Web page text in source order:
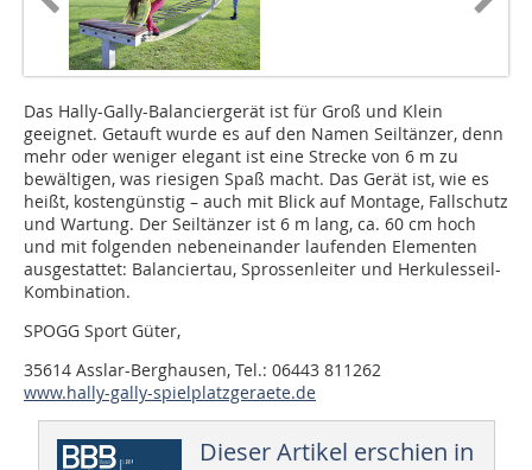
Das Hally-Gally-Balanciergerät ist für Groß und Klein
geeignet. Getauft wurde es auf den Namen Seiltänzer, denn
mehr oder weniger elegant ist eine Strecke von 6 m zu
bewältigen, was riesigen Spaß macht. Das Gerät ist, wie es
heißt, kostengünstig – auch mit Blick auf Montage, Fallschutz
und Wartung. Der Seiltänzer ist 6 m lang, ca. 60 cm hoch
und mit folgenden nebeneinander laufenden Elementen
ausgestattet: Balanciertau, Sprossenleiter und Herkulesseil-
Kombination.
SPOGG Sport Güter,
35614 Asslar-Berghausen, Tel.: 06443 811262
www.hally-gally-spielplatzgeraete.de
Dieser Artikel erschien in